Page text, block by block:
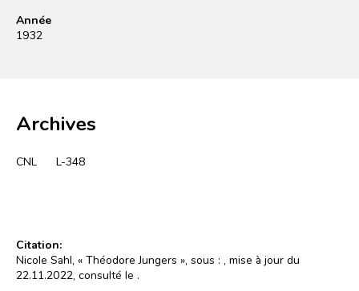
Année
1932
Archives
CNL L-348
Citation:
Nicole Sahl, « Théodore Jungers », sous : , mise à jour du
22.11.2022, consulté le .